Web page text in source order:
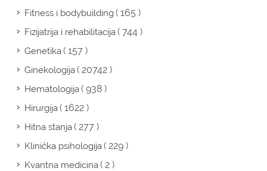
Fitness i bodybuilding( 165 )
Fizijatrija i rehabilitacija( 744 )
Genetika( 157 )
Ginekologija( 20742 )
Hematologija( 938 )
Hirurgija( 1622 )
Hitna stanja( 277 )
Klinička psihologija( 229 )
Kvantna medicina( 2 )